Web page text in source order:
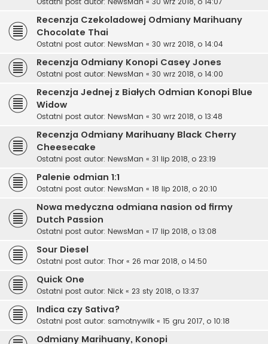
Recenzja Czekoladowej Odmiany Marihuany
Chocolate Thai
Ostatni post autor: NewsMan « 30 wrz 2018, o 14:04
Recenzja Odmiany Konopi Casey Jones
Ostatni post autor: NewsMan « 30 wrz 2018, o 14:00
Recenzja Jednej z Białych Odmian Konopi Blue
Widow
Ostatni post autor: NewsMan « 30 wrz 2018, o 13:48
Recenzja Odmiany Marihuany Black Cherry
Cheesecake
Ostatni post autor: NewsMan « 31 lip 2018, o 23:19
Palenie odmian 1:1
Ostatni post autor: NewsMan « 18 lip 2018, o 20:10
Nowa medyczna odmiana nasion od firmy
Dutch Passion
Ostatni post autor: NewsMan « 17 lip 2018, o 13:08
Sour Diesel
Ostatni post autor: Thor « 26 mar 2018, o 14:50
Quick One
Ostatni post autor: Nick « 23 sty 2018, o 13:37
Indica czy Sativa?
Ostatni post autor: samotnywilk « 15 gru 2017, o 10:18
Odmiany Marihuany, Konopi